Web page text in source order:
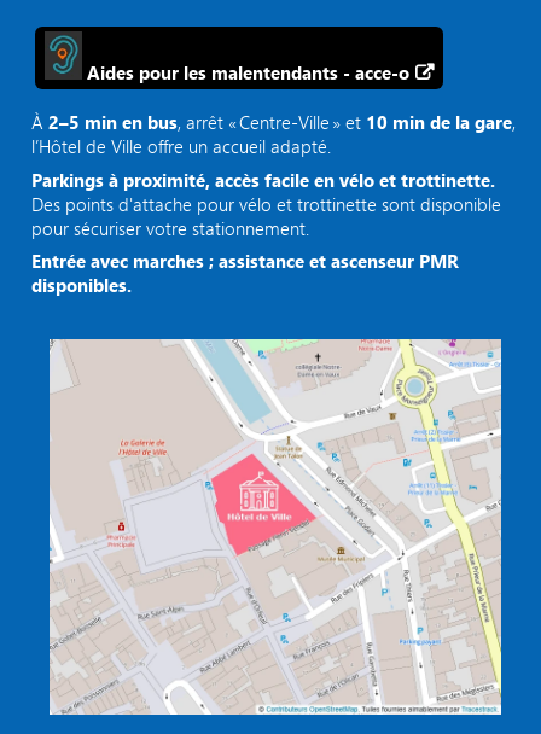
Aides pour les malentendants - acce-o
À2–5 min en bus, arrêt « Centre‑Ville » et 10 min de la gare,
l’Hôtel de Ville offre un accueil adapté.
Parkings à proximité, accès facile en vélo et trottinette.
Des points d'attache pour vélo et trottinette sont disponible
pour sécuriser votre stationnement.
Entrée avec marches ; assistance et ascenseur PMR
disponibles.